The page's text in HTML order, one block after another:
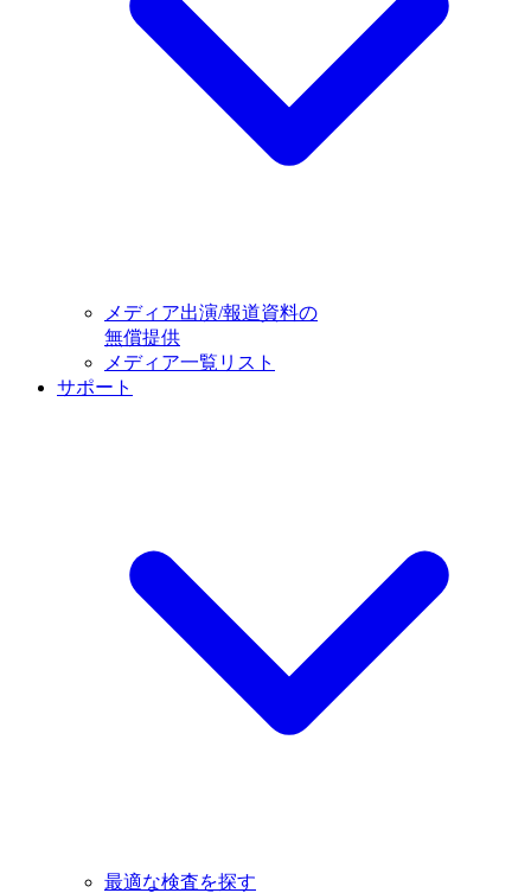
メディア出演/報道資料の
無償提供
メディア一覧リスト
サポート
最適な検査を探す